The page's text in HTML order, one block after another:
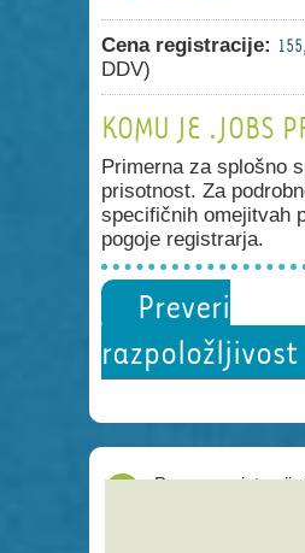
Cena registracije:
DDV)
KOMU JE .JOBS
Primerna za splošno
prisotnost. Za
specifičnih omejitvah
pogoje registrarja.
Preveri
razpoložljivost
Proces